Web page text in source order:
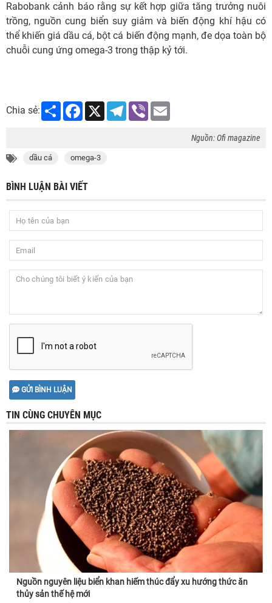
Rabobank cảnh báo rằng sự kết hợp giữa tăng trưởng nuôi
trồng, nguồn cung biển suy giảm và biến động khí hậu có
thể khiến giá dầu cá, bột cá biến động mạnh, đe dọa toàn bộ
chuỗi cung ứng omega-3 trong thập kỷ tới.
Chia sẻ: Share Facebook
X Telegram
Viber
Nguồn: Ofi magazine
dầu cá omega-3
BÌNH LUẬN BÀI VIẾT
GỬI BÌNH LUẬN
TIN CÙNG CHUYÊN MỤC
Nguồn nguyên liệu biển khan hiếm thúc đẩy xu hướng thức ăn
thủy sản thế hệ mới